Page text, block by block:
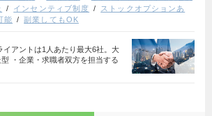
インセンティブ制度
ストックオプションあ
能 副業してもOK
イアントは1人あたり最大6社。大
・企業・求職者双方を担当する